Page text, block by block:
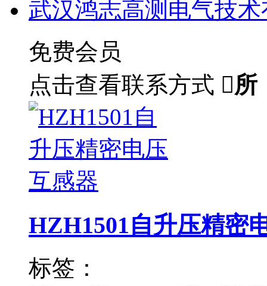
武汉鸿志高测电气技
免费会员
点击查看联系方式 所
HZH1501自升压精密
标签：